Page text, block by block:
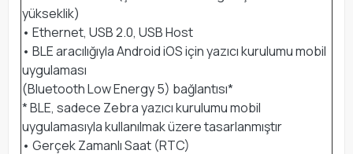
yükseklik)
• Ethernet, USB 2.0, USB Host
• BLE aracılığıyla Android iOS için yazıcı kurulumu mobil
uygulaması
(Bluetooth Low Energy 5) bağlantısı*
* BLE, sadece Zebra yazıcı kurulumu mobil
uygulamasıyla kullanılmak üzere tasarlanmıştır
• Gerçek Zamanlı Saat (RTC)